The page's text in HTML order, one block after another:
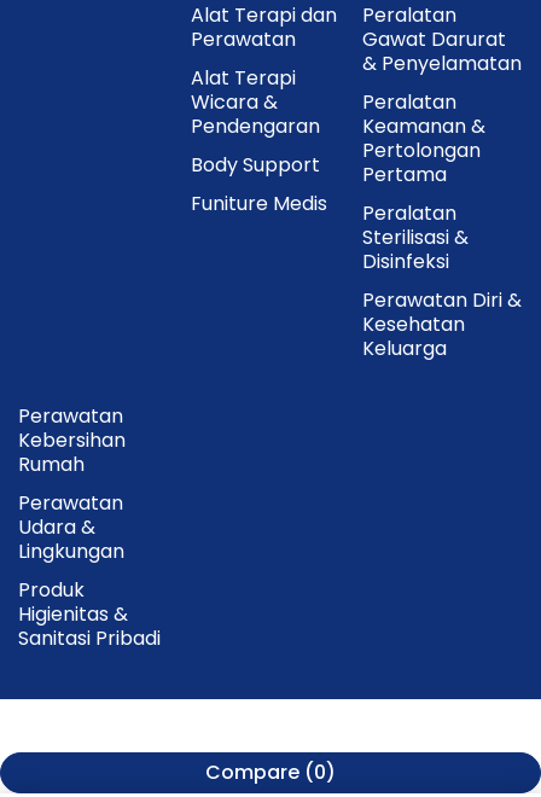
Alat Terapi dan
Perawatan
Alat Terapi
Wicara &
Pendengaran
Body Support
Funiture Medis
Peralatan
Gawat Darurat
& Penyelamatan
Peralatan
Keamanan &
Pertolongan
Pertama
Peralatan
Sterilisasi &
Disinfeksi
Perawatan Diri &
Kesehatan
Keluarga
Perawatan
Kebersihan
Rumah
Perawatan
Udara &
Lingkungan
Produk
Higienitas &
Sanitasi Pribadi
Compare (0)